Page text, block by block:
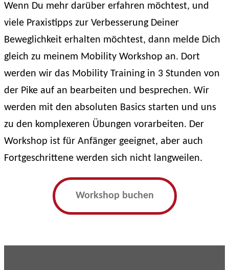
Wenn Du mehr darüber erfahren möchtest, und
viele Praxistipps zur Verbesserung Deiner
Beweglichkeit erhalten möchtest, dann melde Dich
gleich zu meinem Mobility Workshop an. Dort
werden wir das Mobility Training in 3 Stunden von
der Pike auf an bearbeiten und besprechen. Wir
werden mit den absoluten Basics starten und uns
zu den komplexeren Übungen vorarbeiten. Der
Workshop ist für Anfänger geeignet, aber auch
Fortgeschrittene werden sich nicht langweilen.
Workshop buchen